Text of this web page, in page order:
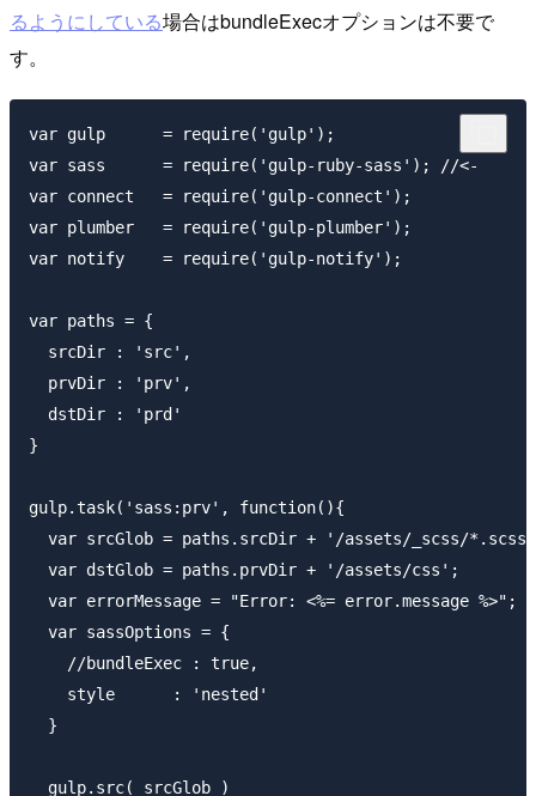
るようにしている場合はbundleExecオプションは不要で
す。
var gulp      = require('gulp');
var sass      = require('gulp-ruby-sass'); //<-
var connect   = require('gulp-connect');
var plumber   = require('gulp-plumber');
var notify    = require('gulp-notify');
var paths = {
  srcDir : 'src',
  prvDir : 'prv',
  dstDir : 'prd'
}
gulp.task('sass:prv', function(){
var srcGlob = paths.srcDir + '/assets/_scss/
  var dstGlob = paths.prvDir + '/assets/css';
  var errorMessage = "Error: <%= error.message %>";
  var sassOptions = {
    //bundleExec : true,
    style      : 'nested'
  }
  gulp.src( srcGlob )